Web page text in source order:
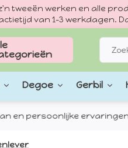
tweeën werken en alle
van 1–3 werkdagen.
Degoe Gerbil
en persoonlijke ervaringen